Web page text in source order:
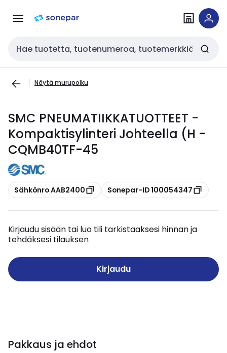
navigointiinsisältöön
Haku
Näytä murupolku
SMC PNEUMATIIKKATUOTTEET -
Kompaktisylinteri Johteella (H -
CQMB40TF-45
Kopioi
Sähkönro AAB2400 Kopioi
Sonepar-ID 100054347
Kirjaudu sisään tai luo tili tarkistaaksesi hinnan ja
tehdäksesi tilauksen
Kirjaudu
Pakkaus ja ehdot